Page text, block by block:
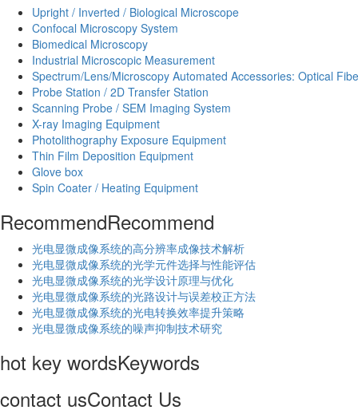
Upright / Inverted / Biological Microscope
Confocal Microscopy System
Biomedical Microscopy
Industrial Microscopic Measurement
Spectrum/Lens/Microscopy Automated Accessories: Optical
Probe Station / 2D Transfer Station
Scanning Probe / SEM Imaging System
X-ray Imaging Equipment
Photolithography Exposure Equipment
Thin Film Deposition Equipment
Glove box
Spin Coater / Heating Equipment
RecommendRecommend
光电显微成像系统的高分辨率成像技术解析
​光电显微成像系统的光学元件选择与性能评估
光电显微成像系统的光学设计原理与优化
光电显微成像系统的光路设计与误差校正方法
光电显微成像系统的光电转换效率提升策略
光电显微成像系统的噪声抑制技术研究
hot key wordsKeywords
contact usContact Us